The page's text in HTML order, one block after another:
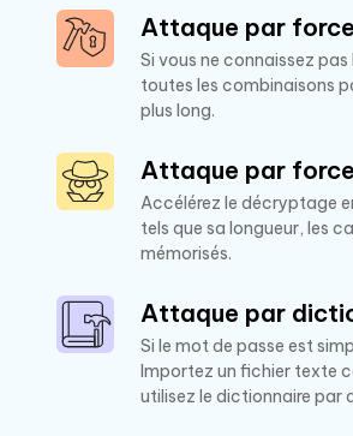
Attaque par
Si vous ne connaissez
toutes les combinaisons
plus long.
Attaque par
Accélérez le décryptage
tels que sa longueur, les
mémorisés.
Attaque par
Si le mot de passe est
Importez un fichier texte
utilisez le dictionnaire par